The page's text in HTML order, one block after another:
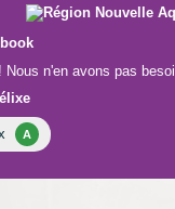
n'en avons pas